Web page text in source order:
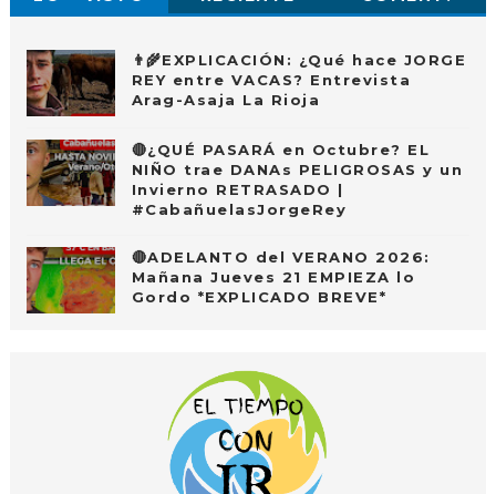
👨‍🌾EXPLICACIÓN: ¿Qué hace JORGE
REY entre VACAS? Entrevista
Arag-Asaja La Rioja
🔴¿QUÉ PASARÁ en Octubre? EL
NIÑO trae DANAs PELIGROSAS y un
Invierno RETRASADO |
#CabañuelasJorgeRey
🔴ADELANTO del VERANO 2026:
Mañana Jueves 21 EMPIEZA lo
Gordo *EXPLICADO BREVE*